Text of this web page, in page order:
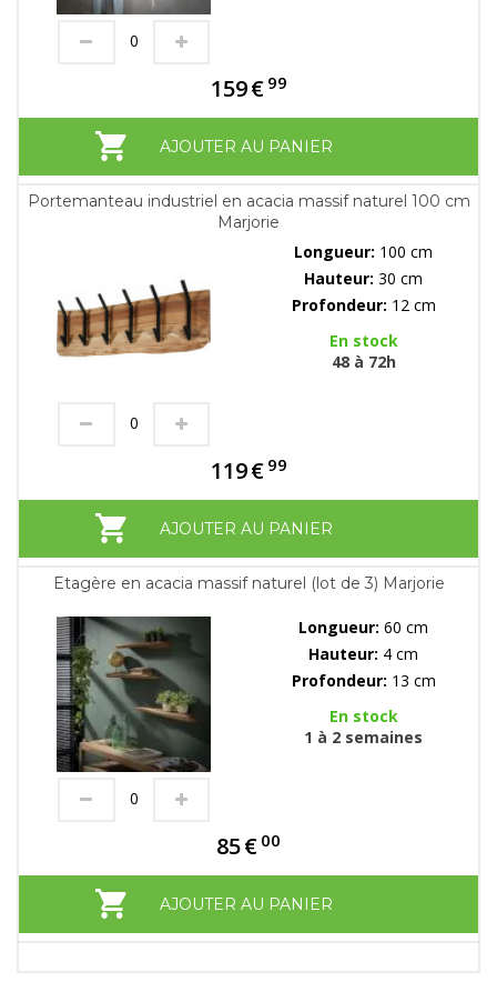
159€ 99
AJOUTER AU PANIER
Portemanteau industriel en acacia massif naturel 100 cm
Marjorie
Longueur: 100 cm
Hauteur: 30 cm
Profondeur: 12 cm
En stock
48 à 72h
119€ 99
AJOUTER AU PANIER
Etagère en acacia massif naturel (lot de 3) Marjorie
Longueur: 60 cm
Hauteur: 4 cm
Profondeur: 13 cm
En stock
1 à 2 semaines
85€ 00
AJOUTER AU PANIER